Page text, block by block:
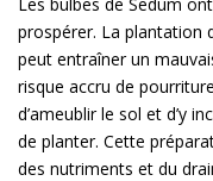
prospérer. La plantation
peut entraîner un
risque accru de
d’ameublir le sol et d’y
de planter. Cette
des nutriments et du